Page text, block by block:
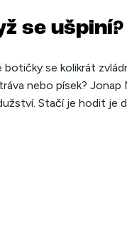
se
botičky se kolikrát
nebo písek?
Stačí je hodit je